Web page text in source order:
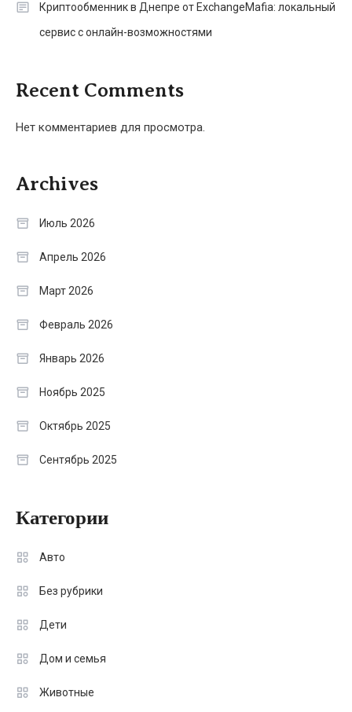
Криптообменник в Днепре от ExchangeMafia: локальный
сервис с онлайн-возможностями
Recent Comments
Нет комментариев для просмотра.
Archives
Июль 2026
Апрель 2026
Март 2026
Февраль 2026
Январь 2026
Ноябрь 2025
Октябрь 2025
Сентябрь 2025
Категории
Авто
Без рубрики
Дети
Дом и семья
Животные